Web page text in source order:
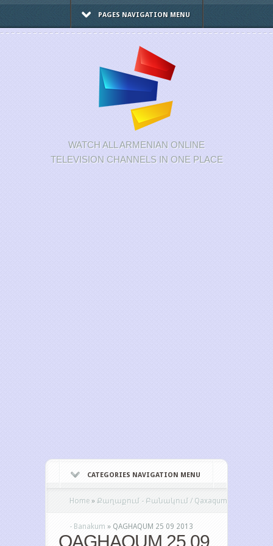
PAGES NAVIGATION MENU
WATCH ALL ARMENIAN ONLINE
TELEVISION CHANNELS IN ONE PLACE
CATEGORIES NAVIGATION MENU
Home » Քաղաքում - Բանակում / Qaxaqum
- Banakum » QAGHAQUM 25 09 2013
QAGHAQUM 25 09